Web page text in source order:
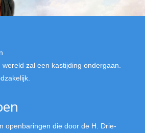
wereld zal een kastijding ondergaan.
openbaringen die door de H. Drie-